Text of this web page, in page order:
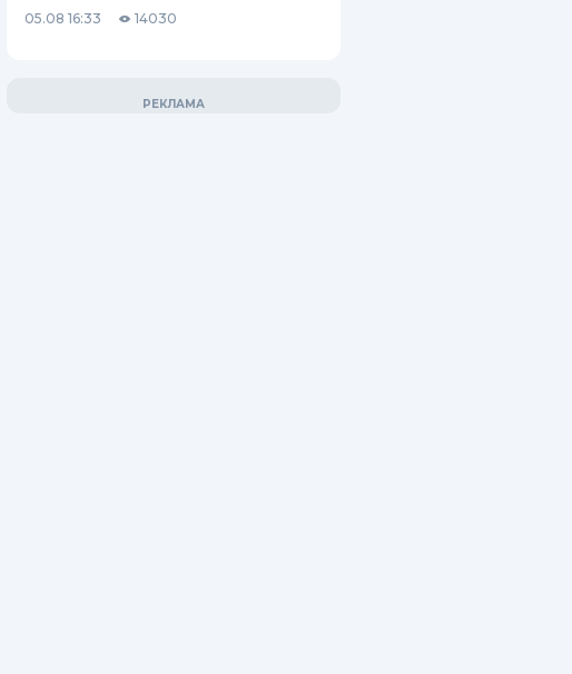
05.08 16:33 14030